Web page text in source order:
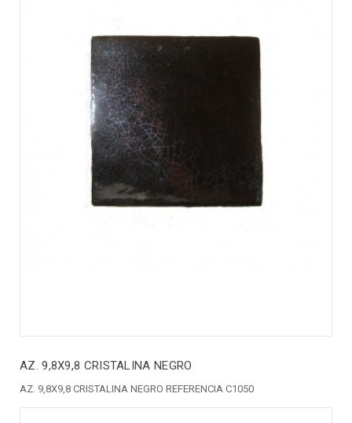
AZ. 9,8X9,8 CRISTALINA NEGRO
AZ. 9,8X9,8 CRISTALINA NEGRO REFERENCIA C1050